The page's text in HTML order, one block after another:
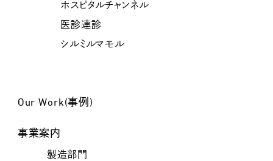
ホスピタルチャンネル
医診連診
シルミルマモル
Our Work(事例)
事業案内
製造部門